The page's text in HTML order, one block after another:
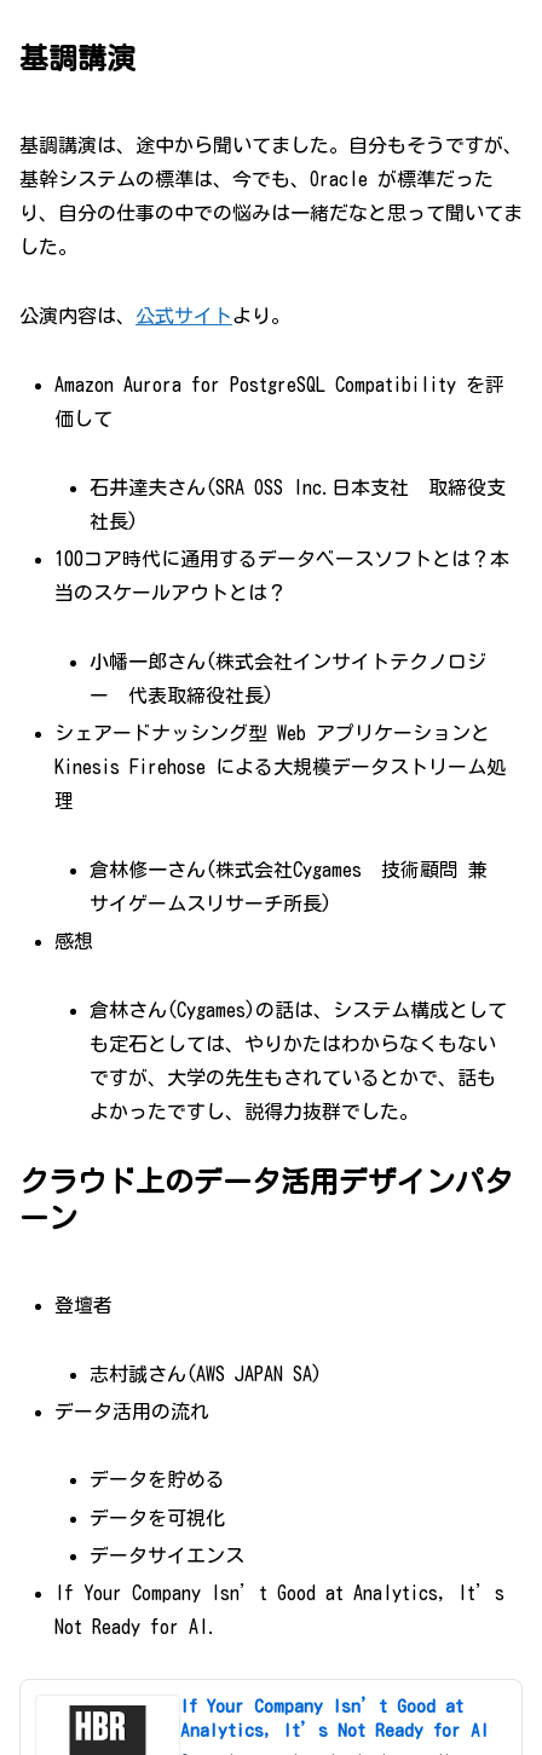
基調講演
基調講演は、途中から聞いてました。自分もそうですが、
基幹システムの標準は、今でも、Oracle が標準だった
り、自分の仕事の中での悩みは一緒だなと思って聞いてま
した。
公演内容は、 公式サイトより。
Amazon Aurora for PostgreSQL Compatibility を評
価して
石井達夫さん(SRA OSS Inc.日本支社 取締役支
社長)
100コア時代に通用するデータベースソフトとは？本
当のスケールアウトとは？
小幡一郎さん(株式会社インサイトテクノロジ
ー 代表取締役社長)
シェアードナッシング型 Web アプリケーションと
Kinesis Firehose による大規模データストリーム処
理
倉林修一さん(株式会社Cygames 技術顧問 兼
サイゲームスリサーチ所長)
感想
倉林さん(Cygames)の話は、システム構成として
も定石としては、やりかたはわからなくもない
ですが、大学の先生もされているとかで、話も
よかったですし、説得力抜群でした。
クラウド上のデータ活用デザインパタ
ーン
登壇者
志村誠さん(AWS JAPAN SA)
データ活用の流れ
データを貯める
データを可視化
データサイエンス
If Your Company Isn’t Good at Analytics, It’s
Not Ready for AI.
If Your Company Isn’t Good at
Analytics, It’s Not Ready for AI